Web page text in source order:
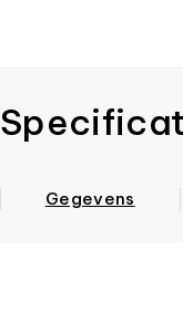
Gegevens